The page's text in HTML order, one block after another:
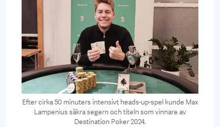
Efter cirka 50 minuters intensivt heads-up-spel kunde Max
Lampenius säkra segern och titeln som vinnare av
Destination Poker 2024.